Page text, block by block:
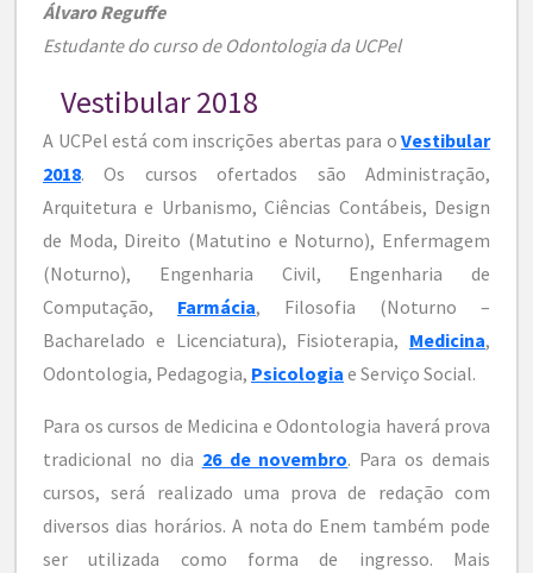
Álvaro Reguffe
Estudante do curso de Odontologia da UCPel
Vestibular 2018
A UCPel está com inscrições abertas para o Vestibular
2018. Os cursos ofertados são Administração,
Arquitetura e Urbanismo, Ciências Contábeis, Design
de Moda, Direito (Matutino e Noturno), Enfermagem
(Noturno), Engenharia Civil, Engenharia de
Computação, Farmácia, Filosofia (Noturno –
Bacharelado e Licenciatura), Fisioterapia, Medicina,
Odontologia, Pedagogia, Psicologia e Serviço Social.
Para os cursos de Medicina e Odontologia haverá prova
tradicional no dia 26 de novembro. Para os demais
cursos, será realizado uma prova de redação com
diversos dias horários. A nota do Enem também pode
ser utilizada como forma de ingresso. Mais